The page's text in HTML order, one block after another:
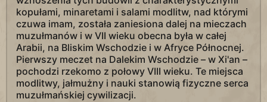
kopułami, minaretami i salami modlitw, nad którymi
czuwa imam, została zaniesiona dalej na mieczach
muzułmanów i w VII wieku obecna była w całej
Arabii, na Bliskim Wschodzie i w Afryce Północnej.
Pierwszy meczet na Dalekim Wschodzie – w Xi'an –
pochodzi rzekomo z połowy VIII wieku. Te miejsca
modlitwy, jałmużny i nauki stanowią fizyczne serca
muzułmańskiej cywilizacji.